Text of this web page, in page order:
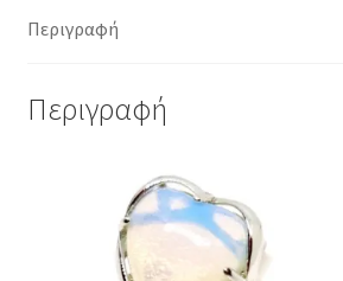
Περιγραφή
Περιγραφή